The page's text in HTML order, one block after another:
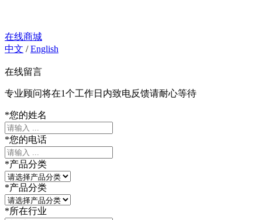
在线商城
中文 /English
在线留言
专业顾问将在1个工作日内致电反馈请耐心等待
*您的姓名
*您的电话
*产品分类
*产品分类
*所在行业